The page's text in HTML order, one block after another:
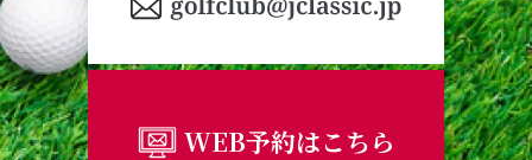
WEB予約はこちら